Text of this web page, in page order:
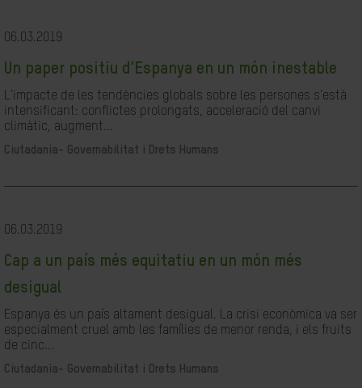
06.03.2019
Un paper positiu d'Espanya en un món inestable
L'impacte de les tendències globals sobre les persones s'està
intensificant: conflictes prolongats, acceleració del canvi
climàtic, augment...
Ciutadania- Governabilitat i Drets Humans
06.03.2019
Cap a un país més equitatiu en un món més
desigual
Espanya és un país altament desigual. La crisi econòmica va ser
especialment cruel amb les famílies de menor renda, i els fruits
de cinc...
Ciutadania- Governabilitat i Drets Humans